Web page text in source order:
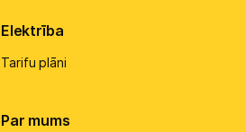
Elektrība
Tarifu plāni
Par mums